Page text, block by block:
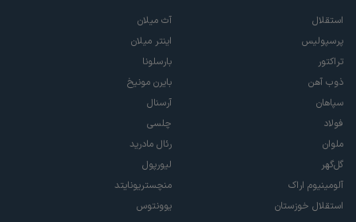
استقلال
پرسپولیس
تراکتور
ذوب آهن
سپاهان
فولاد
ملوان
گل‌گهر
آلومینیوم اراک
استقلال خوزستان
آث میلان
اینتر میلان
بارسلونا
بایرن مونیخ
آرسنال
چلسی
رئال مادرید
لیورپول
منچستریونایتد
یوونتوس